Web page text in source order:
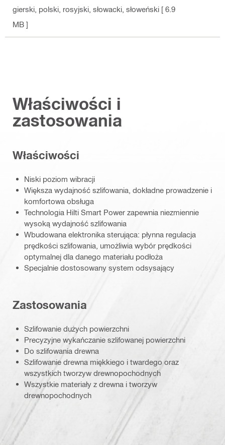
gierski, polski, rosyjski, słowacki, słoweński [ 6.9
MB ]
Właściwości i
zastosowania
Właściwości
Niski poziom wibracji
Większa wydajność szlifowania, dokładne prowadzenie i
komfortowa obsługa
Technologia Hilti Smart Power zapewnia niezmiennie
wysoką wydajność szlifowania
Wbudowana elektronika sterująca: płynna regulacja
prędkości szlifowania, umożliwia wybór prędkości
optymalnej dla danego materiału podłoża
Specjalnie dostosowany system odsysający
Zastosowania
Szlifowanie dużych powierzchni
Precyzyjne wykańczanie szlifowanej powierzchni
Do szlifowania drewna
Szlifowanie drewna miękkiego i twardego oraz
wszystkich tworzyw drewnopochodnych
Wszystkie materiały z drewna i tworzyw
drewnopochodnych